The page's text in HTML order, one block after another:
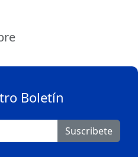
Boletín
Suscribete